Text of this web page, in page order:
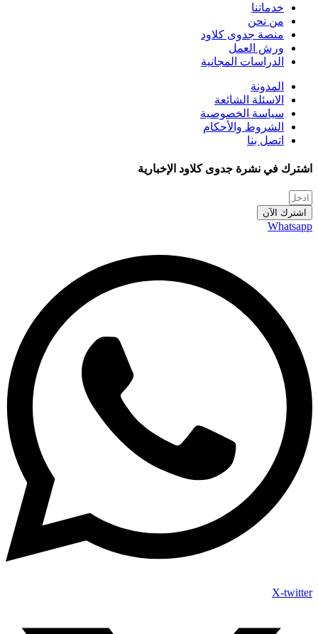
خدماتنا
من نحن
منصة جدوى كلاود
ورش العمل
الدراسات المجانية
المدونة
الاسئلة الشائعة
سياسة الخصوصية
الشروط والأحكام
اتصل بنا
اشترك في نشرة جدوى كلاود الإخبارية
اشترك الآن
Whatsapp
X-twitter